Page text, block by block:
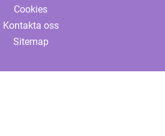
Cookies
Kontakta oss
Sitemap